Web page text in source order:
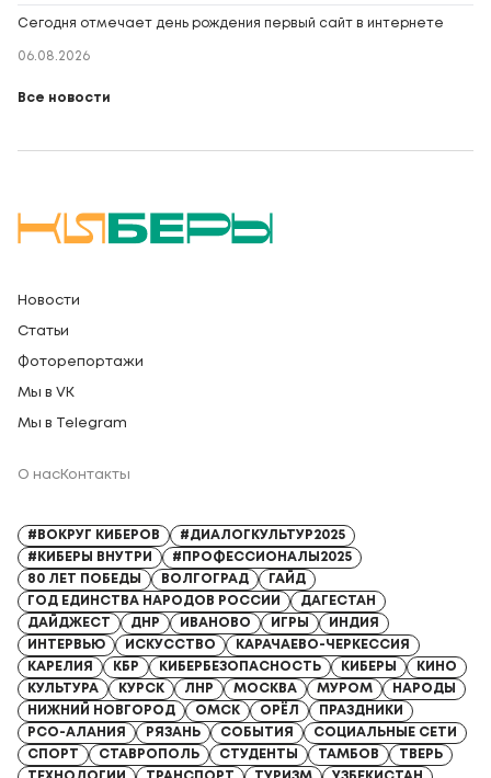
Сегодня отмечает день рождения первый сайт в интернете
06.08.2026
Все новости
Новости
Статьи
Фоторепортажи
Мы в VK
Мы в Telegram
О насКонтакты
#ВОКРУГ КИБЕРОВ
#ДИАЛОГКУЛЬТУР2025
#КИБЕРЫ ВНУТРИ
#ПРОФЕССИОНАЛЫ2025
80 ЛЕТ ПОБЕДЫ
ВОЛГОГРАД
ГАЙД
ГОД ЕДИНСТВА НАРОДОВ РОССИИ
ДАГЕСТАН
ДАЙДЖЕСТ
ДНР ИВАНОВО ИГРЫ
ИНДИЯ
ИНТЕРВЬЮ
ИСКУССТВО
КАРАЧАЕВО-ЧЕРКЕССИЯ
КАРЕЛИЯ
КБР КИБЕРБЕЗОПАСНОСТЬ КИБЕРЫ
КИНО
КУЛЬТУРА
КУРСК ЛНР МОСКВА МУРОМ
НАРОДЫ
НИЖНИЙ НОВГОРОД
ОМСК ОРЁЛ
ПРАЗДНИКИ
РСО-АЛАНИЯ
РЯЗАНЬ СОБЫТИЯ
СОЦИАЛЬНЫЕ СЕТИ
СПОРТ
СТАВРОПОЛЬ СТУДЕНТЫ ТАМБОВ
ТВЕРЬ